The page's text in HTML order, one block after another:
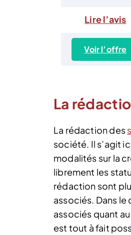
Lire l’avis
Voir l’offre
La
La rédaction des
société. Il s’agit
modalités sur la
librement les
rédaction sont
associés. Dans le
associés quant
est tout à fait